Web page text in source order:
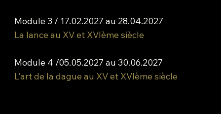
Module 3 / 17.02.2027 au 28.04.2027
La lance au XV et XVIème siècle
Module 4 /05.05.2027 au 30.06.2027
L'art de la dague au XV et XVIème siècle